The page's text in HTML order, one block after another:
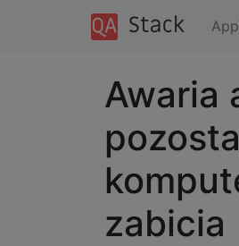
Awaria
zabicia